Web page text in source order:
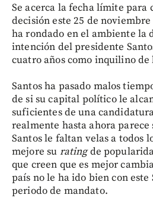
Se acerca la fecha límite para
decisión este 25 de
ha rondado en el ambiente la
intención del presidente
cuatro años como inquilino de
Santos ha pasado malos
de si su capital político le
suficientes de una
realmente hasta ahora parece
Santos le faltan velas a todos
mejore su ratingde
que creen que es mejor
país no le ha ido bien con
periodo de mandato.